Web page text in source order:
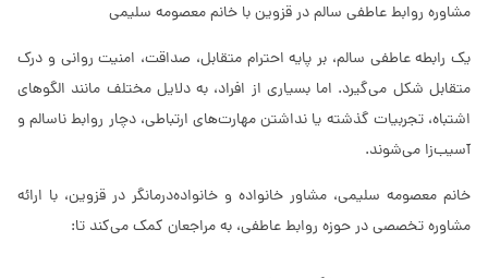
مشاوره روابط عاطفی سالم در قزوین با خانم معصومه سلیمی
یک رابطه عاطفی سالم، بر پایه احترام متقابل، صداقت، امنیت روانی و درک
متقابل شکل می‌گیرد. اما بسیاری از افراد، به دلایل مختلف مانند الگوهای
اشتباه، تجربیات گذشته یا نداشتن مهارت‌های ارتباطی، دچار روابط ناسالم و
آسیب‌زا می‌شوند.
خانم معصومه سلیمی، مشاور خانواده و خانواده‌درمانگر در قزوین، با ارائه
مشاوره تخصصی در حوزه روابط عاطفی، به مراجعان کمک می‌کند تا: